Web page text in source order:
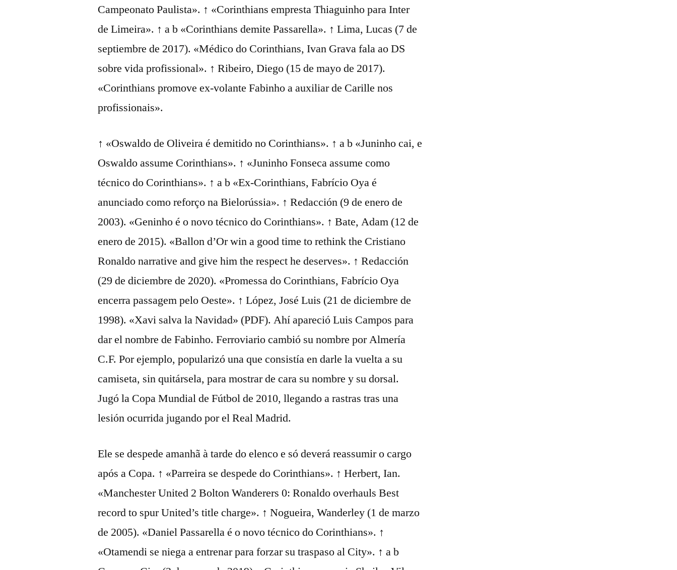
Campeonato Paulista». ↑ «Corinthians empresta Thiaguinho para Inter
de Limeira». ↑ a b «Corinthians demite Passarella». ↑ Lima, Lucas (7 de
septiembre de 2017). «Médico do Corinthians, Ivan Grava fala ao DS
sobre vida profissional». ↑ Ribeiro, Diego (15 de mayo de 2017).
«Corinthians promove ex-volante Fabinho a auxiliar de Carille nos
profissionais».
↑ «Oswaldo de Oliveira é demitido no Corinthians». ↑ a b «Juninho cai, e
Oswaldo assume Corinthians». ↑ «Juninho Fonseca assume como
técnico do Corinthians». ↑ a b «Ex-Corinthians, Fabrício Oya é
anunciado como reforço na Bielorússia». ↑ Redacción (9 de enero de
2003). «Geninho é o novo técnico do Corinthians». ↑ Bate, Adam (12 de
enero de 2015). «Ballon d’Or win a good time to rethink the Cristiano
Ronaldo narrative and give him the respect he deserves». ↑ Redacción
(29 de diciembre de 2020). «Promessa do Corinthians, Fabrício Oya
encerra passagem pelo Oeste». ↑ López, José Luis (21 de diciembre de
1998). «Xavi salva la Navidad» (PDF). Ahí apareció Luis Campos para
dar el nombre de Fabinho. Ferroviario cambió su nombre por Almería
C.F. Por ejemplo, popularizó una que consistía en darle la vuelta a su
camiseta, sin quitársela, para mostrar de cara su nombre y su dorsal.
Jugó la Copa Mundial de Fútbol de 2010, llegando a rastras tras una
lesión ocurrida jugando por el Real Madrid.
Ele se despede amanhã à tarde do elenco e só deverá reassumir o cargo
após a Copa. ↑ «Parreira se despede do Corinthians». ↑ Herbert, Ian.
«Manchester United 2 Bolton Wanderers 0: Ronaldo overhauls Best
record to spur United’s title charge». ↑ Nogueira, Wanderley (1 de marzo
de 2005). «Daniel Passarella é o novo técnico do Corinthians». ↑
«Otamendi se niega a entrenar para forzar su traspaso al City». ↑ a b